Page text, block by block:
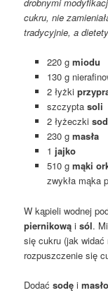
cukru, nie
tradycyjnie, a
220 g miodu
130 g
2 łyżki
szczypta soli
2 łyżeczki
230 g masła
1 jajko
510 g mąki
zwykła mąka
W kąpieli wodnej
piernikową isól.
się cukru (jak widać
rozpuszczenie się
Dodaćsodę imasło